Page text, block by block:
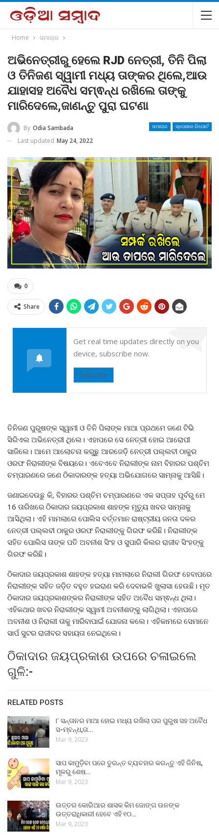
Home ସମାଚାର
ଅଭିନେତ୍ରୀରୁ ହେଲେ RJD ନେତ୍ରୀ, ତିନି ପିଲା
ଓ ତିନିଜଣ ସ୍ୱାମୀ ମଧ୍ୟ ତାଙ୍କର ଥିଲେ,ଆଉ
ଯାହାସହ ଅବୈଧ ସମ୍ଵନ୍ଧ ରଖିଲେ ତାଙ୍କୁ
ମାରିଦେଲେ,ଜାଣନ୍ତୁ ପୁରା ଘଟଣା
ସମାଚାର ସ୍ପେଶାଲ ରିପୋର୍ଟ
By Odia Sambada
Last updated May 24, 2022
0
Share
Get real time updates directly on you
device, subscribe now.
Subscribe
ତିନିଜଣ ପୁରୁଷଙ୍କ ସ୍ୱାମୀ ଓ ତିନି ପିଲାଙ୍କ ମାଆ ପ୍ରଥମେ ଜଣେ ଟିଭି
ସିରିଏଲ ଅଭିନେତ୍ରୀ ଥିଲେ। ଏହାପରେ ସେ ନେତ୍ରୀ ହୋଇ ଆରୋପୀ
ସାଜିଲେ। ଆମେ ଆଲୋଚନା କରୁଛୁ ଆରଜେଡ଼ି ନେତ୍ରୀ ପଲ୍ଲବୀ ଠାକୁର
ଓରଫ ନିରାଲୀଙ୍କ ବିଷୟରେ। ଏବେଏବେ ନିରାଲୀଙ୍କ ନାମ ବିହାରର ପଶ୍ଚିମ
ଚମ୍ପାରଣରେ ଜଣେ ଠିକାଦାରଙ୍କ ହତ୍ୟା ଅଭିଯୋଗରେ ସାମ୍ନାକୁ ଆସିଛି।
ଜଣାଇଦେଉଛୁ କି, ବିହାରର ପଶ୍ଚିମ ଚମ୍ପାରଣରେ ଏକ ସପ୍ତାହ ପୂର୍ବରୁ ମେ
16 ତାରିଖରେ ଠିକାଦାର ଜୟପ୍ରକାଶ ଶାହଙ୍କ ମୃତ୍ୟୁ ଖବର ସାମ୍ନାକୁ
ଆସିଥିଲା। ଏହି ମାମଲାରେ ପୋଲିସ ବର୍ତ୍ତମାନ ରାଷ୍ଟ୍ରୀୟ ଜନତା ଦଳର
ନେତ୍ରୀ ପଲ୍ଲବୀ ଠାକୁର ଓରଫ ନିରାଲୀଙ୍କୁ ଗିରଫ କରିଛି। ନିରାଲୀଙ୍କ
ସହିତ ପୋଲିସ ତାଙ୍କ ପତି ଅବନୀଶ ସିଂହ ଓ ସୁପାରି କିଲର ରାଜୀବ ସିଂହଙ୍କୁ
ଗିରଫ କରିଛି।
ଠିକାଦାର ଜୟପ୍ରକାଶ ଶାହଙ୍କ ହତ୍ୟା ମାମଲାରେ ନିରାଲୀ ଗିରଫ ହେବାପରେ
ନିରାଲୀଙ୍କ ସହିତ ଜଡ଼ିତ ବହୁତ ହଇରାଣ କରି ଦେବାଭଳି ଖୁଲାସା ହେଉଛି। ମୃତ
ଠିକାଦାର ଜୟପ୍ରକାଶଙ୍କର ନିରାଲୀଙ୍କ ସହିତ ଅବୈଧ ସମ୍ଵନ୍ଧ ଥିଲା।
ଏହିକଥାର ଖବର ନିରାଲୀଙ୍କ ସ୍ୱାମୀ ଅବନୀଶଙ୍କୁ ଲାଗିଥିଲା। ଏହାପରେ
ଅବନୀଶ ଓ ନିରାଲୀ ତାକୁ ମାରିବାପାଇଁ ଯୋଜନା କଲେ। ଏହିକାମରେ ସେମାନେ
ସାର୍ପ ସୁଟର ରାଜୀବର ସହାୟତା ନେଇଥିଲେ।
ଠିକାଦାର ଜୟପ୍ରକାଶ ଉପରେ ଚଳାଇଲେ
ଗୁଳି:-
RELATED POSTS
୮ ସନ୍ତାନର ମାଆ ହୋଇ ମଧ୍ୟ ରଖିଲା ପର ପୁରୁଷ ସହ ଅବୈଧ
ସ-ମ୍ବନ୍ଧ,ତା…
Mar 9, 2023
ସାପ କାମୁଡ଼ିବା ପରେ ତୁରନ୍ତ ବ୍ୟବହାର କରନ୍ତୁ ଏହି ଜିନିଷ,
ମୂଳରୁ ଶେଷ…
Mar 9, 2023
ଉତ୍ତର କୋରିଆର ଶାସକ କିମ ଜୋଙ୍ଗ ଉନଙ୍କ
ଉତ୍ତରାଧିକାରୀ ହେବେ ଏହି ୧୦…
Mar 9, 2023